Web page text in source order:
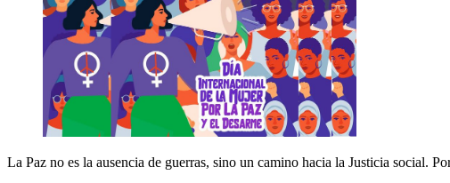
La Paz no es la ausencia de guerras, sino un camino hacia la Justicia social.